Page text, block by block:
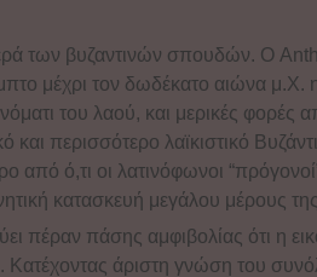
των βυζαντινών σπουδών. Ο
μέχρι τον δωδέκατο αιώνα
του λαού, και μερικές
και περισσότερο λαϊκιστικό
από ό,τι οι λατινόφωνοι
κατασκευή μεγάλου μέρους
πέραν πάσης αμφιβολίας ότι η
Κατέχοντας άριστη γνώση του